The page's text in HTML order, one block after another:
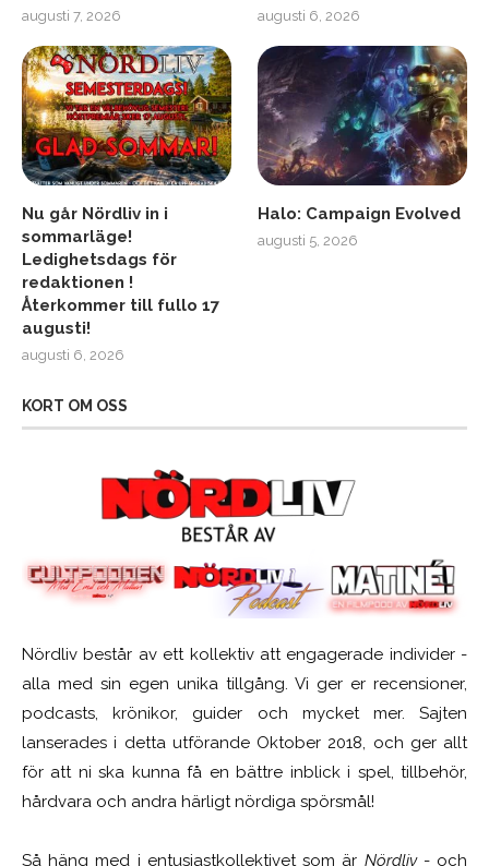
augusti 7, 2026 augusti 6, 2026
Nu går Nördliv in i
sommarläge!
Ledighetsdags för
redaktionen !
Återkommer till fullo 17
augusti!
augusti 6, 2026
Halo: Campaign Evolved
augusti 5, 2026
KORT OM OSS
Nördliv består av ett kollektiv att engagerade individer -
alla med sin egen unika tillgång. Vi ger er recensioner,
podcasts, krönikor, guider och mycket mer. Sajten
lanserades i detta utförande Oktober 2018, och ger allt
för att ni ska kunna få en bättre inblick i spel, tillbehör,
hårdvara och andra härligt nördiga spörsmål!
Så häng med i entusiastkollektivet som är Nördliv- och